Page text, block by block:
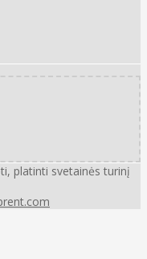
platinti svetainės turinį